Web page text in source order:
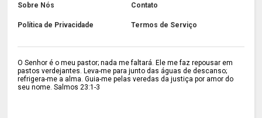
Sobre Nós Contato
Política de Privacidade Termos de Serviço
O Senhor é o meu pastor; nada me faltará. Ele me faz repousar em
pastos verdejantes. Leva-me para junto das águas de descanso;
refrigera-me a alma. Guia-me pelas veredas da justiça por amor do
seu nome. Salmos 23:1-3